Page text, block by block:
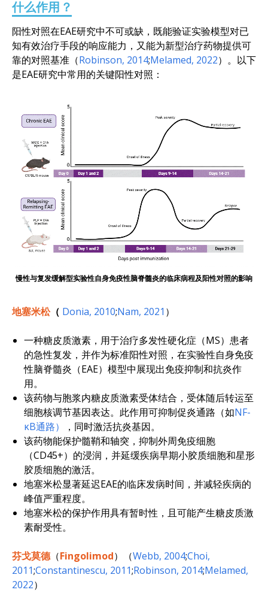
什么作用？
阳性对照在EAE研究中不可或缺，既能验证实验模型对已
知有效治疗手段的响应能力，又能为新型治疗药物提供可
靠的对照基准（Robinson, 2014;Melamed, 2022）。以下
是EAE研究中常用的关键阳性对照：
慢性与复发缓解型实验性自身免疫性脑脊髓炎的临床病程及阳性对照的影响
地塞米松（ Donia, 2010;Nam, 2021 ）
一种糖皮质激素，用于治疗多发性硬化症（MS）患者
的急性复发，并作为标准阳性对照，在实验性自身免疫
性脑脊髓炎（EAE）模型中展现出免疫抑制和抗炎作
用。
该药物与胞浆内糖皮质激素受体结合，受体随后转运至
细胞核调节基因表达。此作用可抑制促炎通路（如NF-
κB通路）
，同时激活抗炎基因。
该药物能保护髓鞘和轴突，抑制外周免疫细胞
（CD45+）的浸润，并延缓疾病早期小胶质细胞和星形
胶质细胞的激活。
地塞米松显著延迟EAE的临床发病时间，并减轻疾病的
峰值严重程度。
地塞米松的保护作用具有暂时性，且可能产生糖皮质激
素耐受性。
芬戈莫德（Fingolimod）（Webb, 2004;Choi,
2011;Constantinescu, 2011;Robinson, 2014;Melamed,
2022）